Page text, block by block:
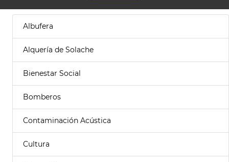
Albufera
Alquería de Solache
Bienestar Social
Bomberos
Contaminación Acústica
Cultura